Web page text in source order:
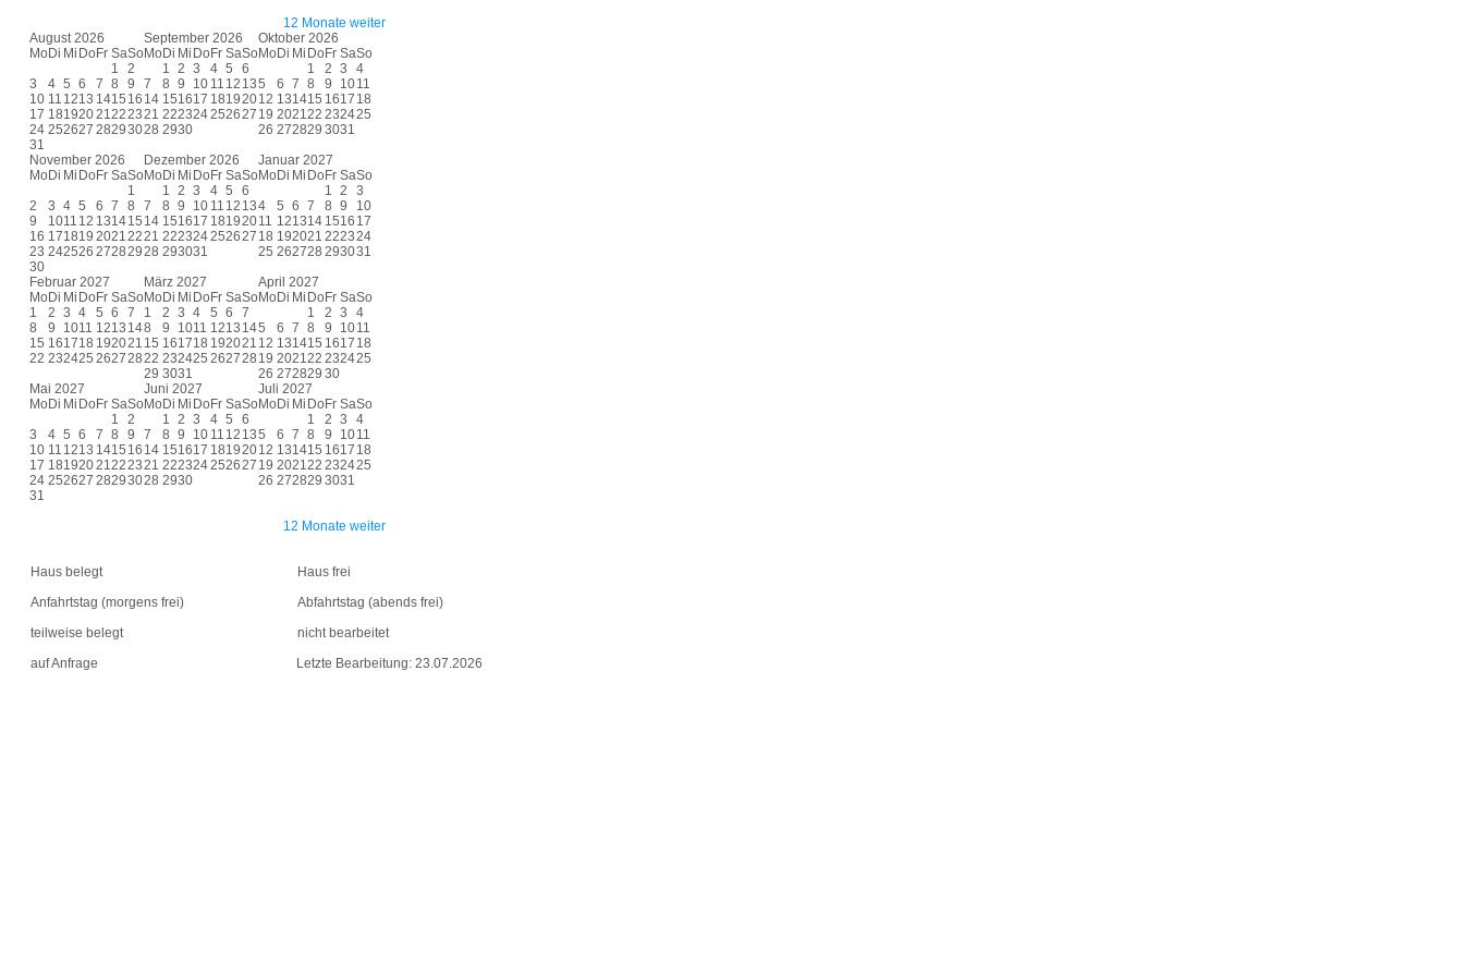
12 Monate weiter
August 2026
MoDi Mi DoFr SaSo
1
2
3
4 5 6 7 8
9
10 11 1213 1415 16
17 181920212223
24 252627 282930
31
September 2026
MoDi Mi DoFr SaSo
1 2 3 4 5
6
7
8 9 10 11 12 13
14 151617 181920
21 222324252627
28 2930
Oktober 2026
MoDi Mi DoFr SaSo
1
2 3
4
5
6 7 8 9 1011
12 131415 1617 18
19 202122 232425
26 272829 3031
November 2026
MoDi Mi DoFr SaSo
1
2
3 4 5 6 7
8
9
1011 12 131415
16 171819 202122
23 242526 272829
30
Dezember 2026
MoDi Mi DoFr SaSo
1 2 3 4 5
6
7
8 9 10 11 12 13
14 151617 181920
21 222324252627
28 293031
Januar 2027
MoDi Mi DoFr SaSo
1 2
3
4
5 6 7 8 9
10
11 121314 1516 17
18 192021 222324
25 262728 293031
Februar 2027
MoDi Mi DoFr SaSo
1
2 3 4 5 6
7
8
9 1011 1213 14
15 161718 192021
22 232425 262728
März 2027
MoDi Mi DoFr SaSo
1
2 3 4 5 6
7
8
9 1011 1213 14
15 161718 192021
22 232425 262728
29 3031
April 2027
MoDi Mi DoFr SaSo
1
2 3
4
5
6 7 8 9 1011
12 131415 1617 18
19 202122 232425
26 272829 30
Mai 2027
MoDi Mi DoFr SaSo
1
2
3
4 5 6 7 8
9
10 11 1213 1415 16
17 181920212223
24 252627 282930
31
Juni 2027
MoDi Mi DoFr SaSo
1 2 3 4 5
6
7
8 9 10 11 12 13
14 151617 181920
21 222324252627
28 2930
Juli 2027
MoDi Mi DoFr SaSo
1
2 3
4
5
6 7 8 9 1011
12 131415 1617 18
19 202122 232425
26 272829 3031
12 Monate weiter
Haus belegt
Haus frei
Anfahrtstag (morgens frei)
Abfahrtstag (abends frei)
teilweise belegt
nicht bearbeitet
auf Anfrage
Letzte Bearbeitung: 23.07.2026